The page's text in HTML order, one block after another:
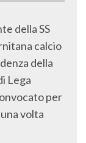
della SS
calcio
della
Lega
per
volta